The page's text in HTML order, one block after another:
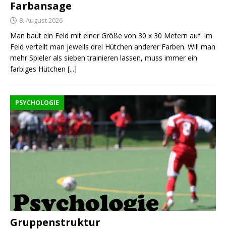
Farbansage
8. August 2026
Man baut ein Feld mit einer Größe von 30 x 30 Metern auf. Im
Feld verteilt man jeweils drei Hütchen anderer Farben. Will man
mehr Spieler als sieben trainieren lassen, muss immer ein
farbiges Hütchen [...]
Gruppenstruktur
PSYCHOLOGIE